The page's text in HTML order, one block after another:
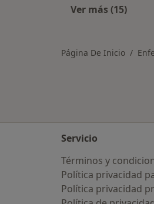
Ver más (15)
Página De Inicio
Servicio
Términos y
Política privacidad
Política privacidad